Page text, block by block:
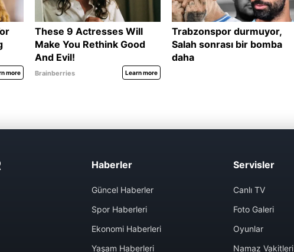
Haberler
Güncel Haberler
Spor Haberleri
Ekonomi Haberleri
Yaşam Haberleri
Servisler
Canlı TV
Foto Galeri
Oyunlar
Namaz Vakitleri